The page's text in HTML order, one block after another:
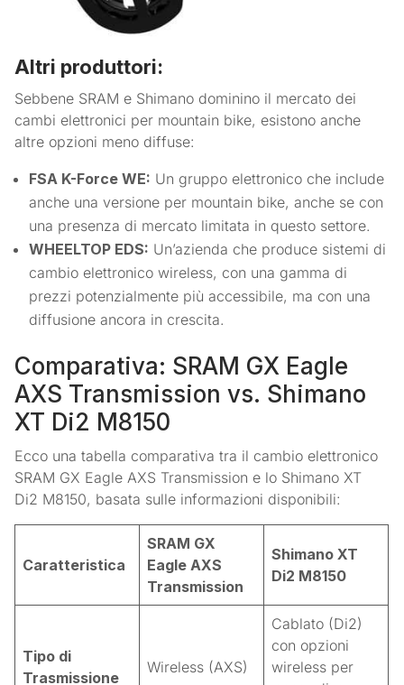
Altri produttori:
Sebbene SRAM e Shimano dominino il mercato dei
cambi elettronici per mountain bike, esistono anche
altre opzioni meno diffuse:
FSA K-Force WE: Un gruppo elettronico che include
anche una versione per mountain bike, anche se con
una presenza di mercato limitata in questo settore.
WHEELTOP EDS: Un’azienda che produce sistemi di
cambio elettronico wireless, con una gamma di
prezzi potenzialmente più accessibile, ma con una
diffusione ancora in crescita.
Comparativa: SRAM GX Eagle
AXS Transmission vs. Shimano
XT Di2 M8150
Ecco una tabella comparativa tra il cambio elettronico
SRAM GX Eagle AXS Transmission e lo Shimano XT
Di2 M8150, basata sulle informazioni disponibili:
Caratteristica
SRAM GX
Eagle AXS
Transmission
Shimano XT
Di2 M8150
Tipo di
Trasmissione
Wireless (AXS)
Cablato (Di2)
con opzioni
wireless per